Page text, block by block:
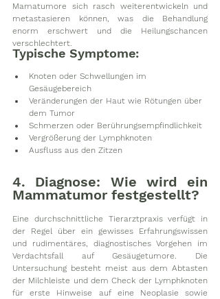
Mamatumore sich rasch weiterentwickeln und
metastasieren können, was die Behandlung
enorm erschwert und die Heilungschancen
verschlechtert.
Typische Symptome:
Knoten oder Schwellungen im
Gesäugebereich
Veränderungen der Haut wie Rötungen über
dem Tumor
Schmerzen oder Berührungsempfindlichkeit
Vergrößerung der Lymphknoten
Ausfluss aus den Zitzen
4. Diagnose: Wie wird ein
Mammatumor festgestellt?
Eine durchschnittliche Tierarztpraxis verfügt in
der Regel über ein gewisses Erfahrungswissen
und rudimentäres, diagnostisches Vorgehen im
Verdachtsfall auf Gesäugetumore. Die
Untersuchung besteht meist aus dem Abtasten
der Milchleiste und dem Check der Lymphknoten
für erste Hinweise auf eine Neoplasie sowie